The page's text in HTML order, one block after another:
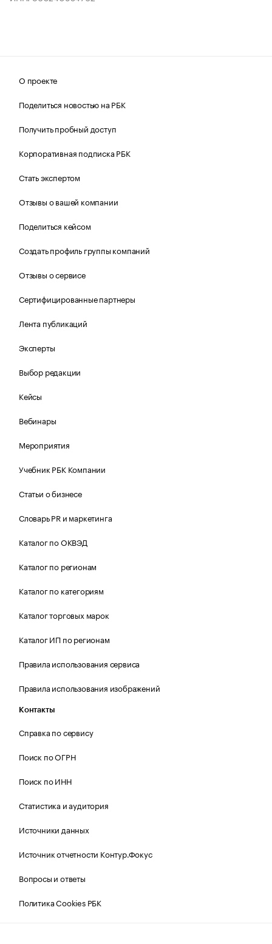
О проекте
Поделиться новостью на РБК
Получить пробный доступ
Корпоративная подписка РБК
Стать экспертом
Отзывы о вашей компании
Поделиться кейсом
Создать профиль группы компаний
Отзывы о сервисе
Сертифицированные партнеры
Лента публикаций
Эксперты
Выбор редакции
Кейсы
Вебинары
Мероприятия
Учебник РБК Компании
Статьи о бизнесе
Словарь PR и маркетинга
Каталог по ОКВЭД
Каталог по регионам
Каталог по категориям
Каталог торговых марок
Каталог ИП по регионам
Правила использования сервиса
Правила использования изображений
Контакты
Справка по сервису
Поиск по ОГРН
Поиск по ИНН
Статистика и аудитория
Источники данных
Источник отчетности Контур.Фокус
Вопросы и ответы
Политика Cookies РБК